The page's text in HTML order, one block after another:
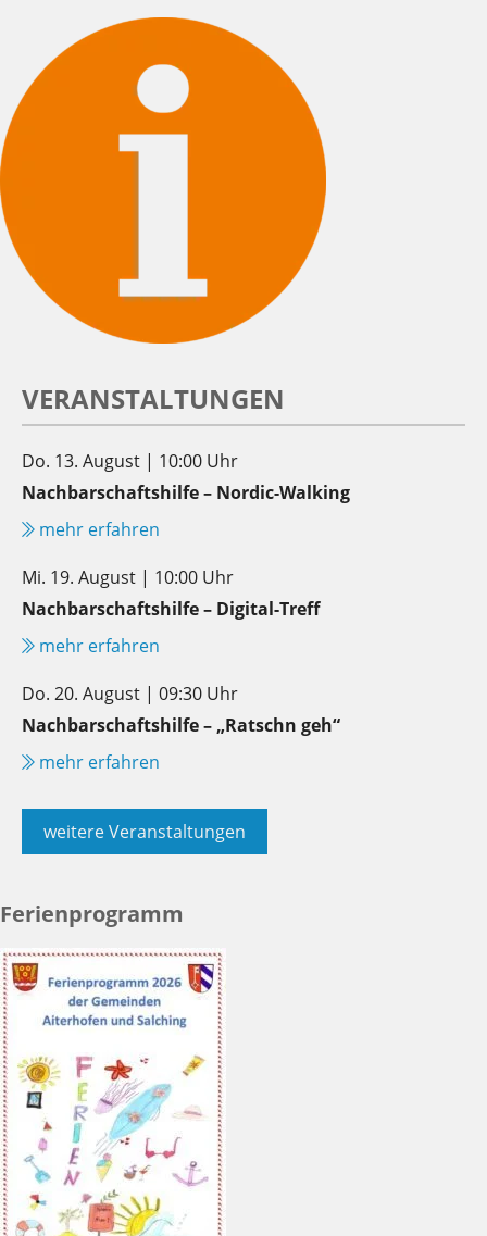
VERANSTALTUNGEN
Do. 13. August | 10:00 Uhr
Nachbarschaftshilfe – Nordic-Walking
mehr erfahren
Mi. 19. August | 10:00 Uhr
Nachbarschaftshilfe – Digital-Treff
mehr erfahren
Do. 20. August | 09:30 Uhr
Nachbarschaftshilfe – „Ratschn geh“
mehr erfahren
weitere Veranstaltungen
Ferienprogramm